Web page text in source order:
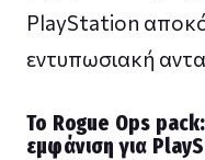
PlayStation
εντυπωσιακή
Το Rogue Ops
εμφάνιση για